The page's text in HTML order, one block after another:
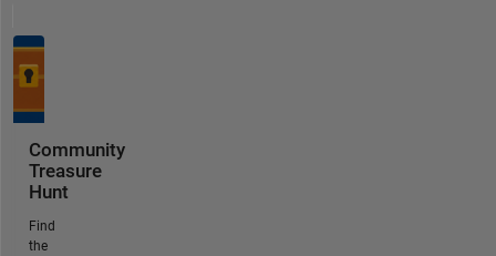
Community
Treasure
Hunt
Find
the